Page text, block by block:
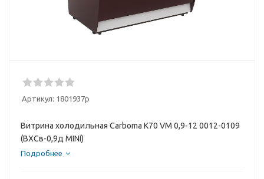
Артикул: 1801937p
Витрина холодильная Carboma K70 VM 0,9-12 0012-0109
(ВХСв-0,9д MINI)
Подробнее